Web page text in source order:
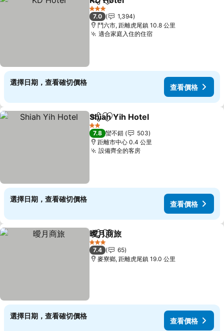
分享 加入我的最愛
3 星級
7.0
1,394
鬥六市, 距離虎尾鎮 10.8 公里
適合家庭入住的住宿查看價格
選擇日期，查看確切價格
查看價格
分享 加入我的最愛
Shiah Yih Hotel
2 星級
7.8 蠻不錯
503
距離市中心 0.4 公里
設備齊全的客房查看價格
選擇日期，查看確切價格
查看價格
分享 加入我的最愛
曖月商旅
3 星級
7.4
65
麥寮鄉, 距離虎尾鎮 19.0 公里
選擇日期，查看確切價格
查看價格